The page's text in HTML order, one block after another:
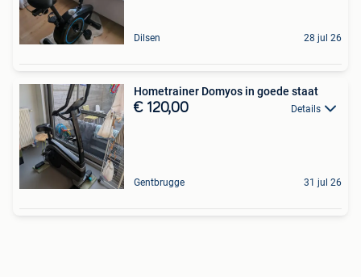
Dilsen 28 jul 26
Hometrainer Domyos in goede staat
€ 120,00 Details
Gentbrugge 31 jul 26